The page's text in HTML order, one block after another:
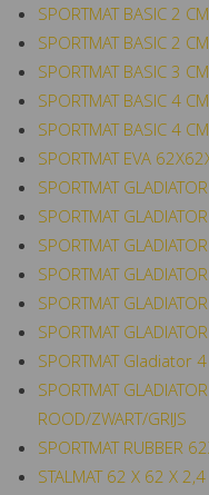
SPORTMAT BASIC 2
SPORTMAT BASIC 2
SPORTMAT BASIC 3
SPORTMAT BASIC 4
SPORTMAT BASIC 4
SPORTMAT EVA
SPORTMAT
SPORTMAT
SPORTMAT
SPORTMAT
SPORTMAT
SPORTMAT
SPORTMAT Gladiator
SPORTMAT
ROOD/ZWART/GRIJS
SPORTMAT RUBBER
STALMAT 62 X 62 X